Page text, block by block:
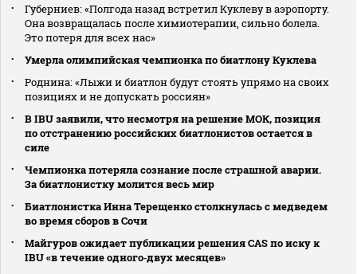
Губерниев: «Полгода назад встретил Куклеву в аэропорту.
Она возвращалась после химиотерапии, сильно болела.
Это потеря для всех нас»
Умерла олимпийская чемпионка по биатлону Куклева
Роднина: «Лыжи и биатлон будут стоять упрямо на своих
позициях и не допускать россиян»
В IBU заявили, что несмотря на решение МОК, позиция
по отстранению российских биатлонистов остается в
силе
Чемпионка потеряла сознание после страшной аварии.
За биатлонистку молится весь мир
Биатлонистка Инна Терещенко столкнулась с медведем
во время сборов в Сочи
Майгуров ожидает публикации решения CAS по иску к
IBU «в течение одного‑двух месяцев»